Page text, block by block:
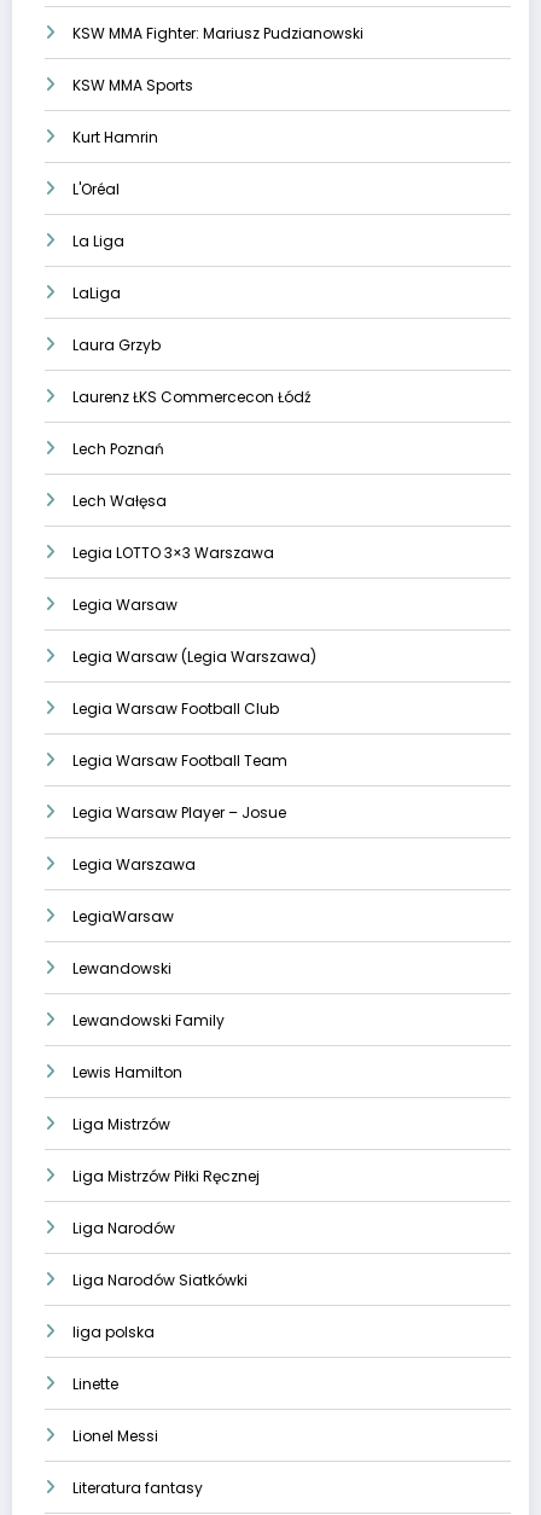
KSW MMA Fighter: Mariusz Pudzianowski
KSW MMA Sports
Kurt Hamrin
L'Oréal
La Liga
LaLiga
Laura Grzyb
Laurenz ŁKS Commercecon Łódź
Lech Poznań
Lech Wałęsa
Legia LOTTO 3×3 Warszawa
Legia Warsaw
Legia Warsaw (Legia Warszawa)
Legia Warsaw Football Club
Legia Warsaw Football Team
Legia Warsaw Player – Josue
Legia Warszawa
LegiaWarsaw
Lewandowski
Lewandowski Family
Lewis Hamilton
Liga Mistrzów
Liga Mistrzów Piłki Ręcznej
Liga Narodów
Liga Narodów Siatkówki
liga polska
Linette
Lionel Messi
Literatura fantasy